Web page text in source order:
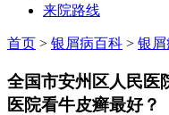
来院路线
首页 > 银屑病百科 > 银屑
全国市安州区人民医
医院看牛皮癣最好？